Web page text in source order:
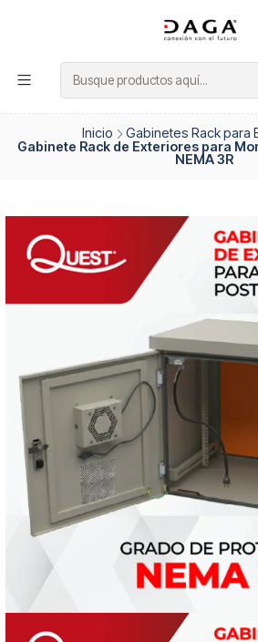
Inicio
Gabinetes Rack para
Gabinete Rack de Exteriores para
NEMA 3R